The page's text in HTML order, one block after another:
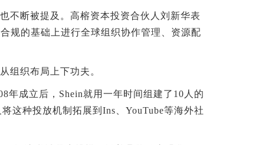
断被提及。高榕资本投资合伙人刘新华表
规的基础上进行全球组织协作管理、资源配
织布局上下功夫。
成立后，Shein就用一年时间组建了10人的
这种投放机制拓展到Ins、YouTube等海外社